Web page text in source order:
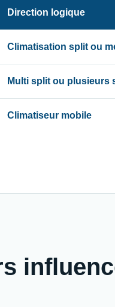
Direction logique
Climatisation split ou
Multi split ou plusieurs
Climatiseur mobile